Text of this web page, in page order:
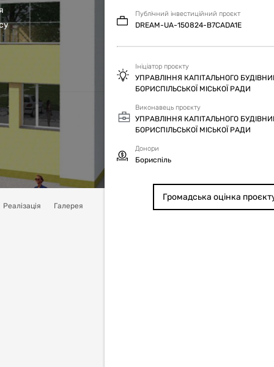
Реалізація Галерея
Публічний інвестиційний проєкт
DREAM-UA-150824-B7CADA1E
Ініціатор проєкту
УПРАВЛІННЯ КАПІТАЛЬНОГО
БОРИСПІЛЬСЬКОЇ МІСЬКОЇ РАДИ
Виконавець проєкту
УПРАВЛІННЯ КАПІТАЛЬНОГО
БОРИСПІЛЬСЬКОЇ МІСЬКОЇ РАДИ
Донори
Бориспіль
Громадська оцінка